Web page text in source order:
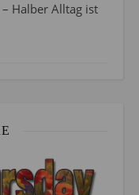
Halber Alltag ist